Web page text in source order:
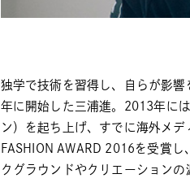
独学で技術を習得し、自らが影
年に開始した三浦進。2013年に
ン）
を起ち上げ、すでに海外メデ
FASHION AWARD 2016を受賞し
クグラウンドやクリエーションの